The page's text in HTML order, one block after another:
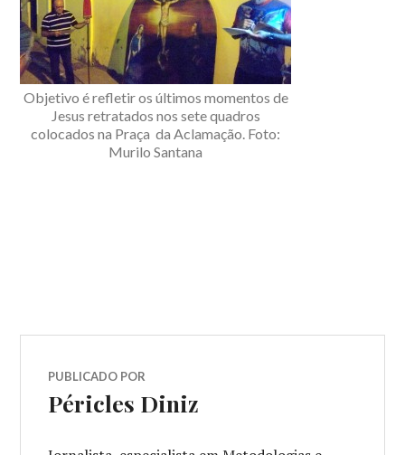
Objetivo é refletir os últimos momentos de
Jesus retratados nos sete quadros
colocados na Praça da Aclamação. Foto:
Murilo Santana
PUBLICADO POR
Péricles Diniz